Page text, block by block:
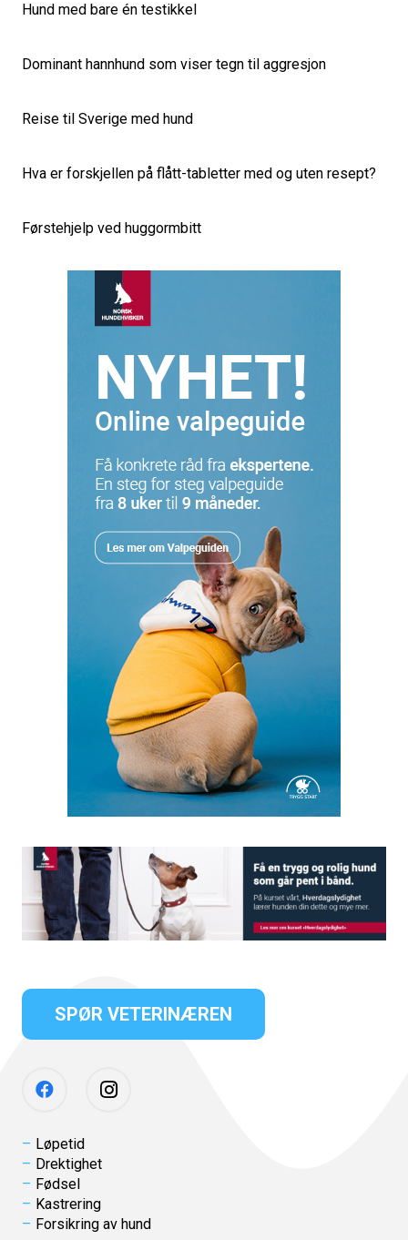
Hund med bare én testikkel
Dominant hannhund som viser tegn til aggresjon
Reise til Sverige med hund
Hva er forskjellen på flått-tabletter med og uten resept?
Førstehjelp ved huggormbitt
SPØR VETERINÆREN
Løpetid
Drektighet
Fødsel
Kastrering
Forsikring av hund